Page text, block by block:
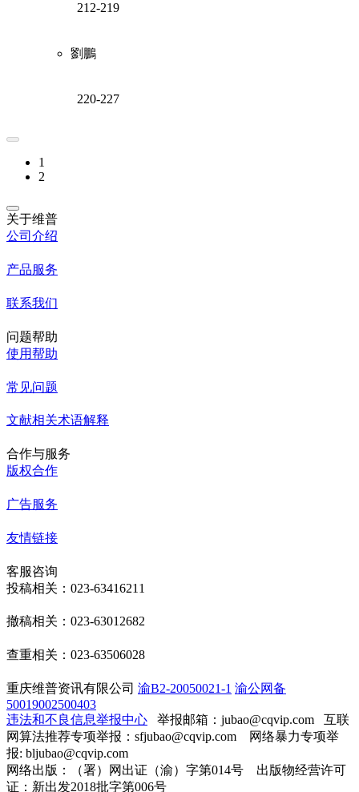
212-219
劉鵬
220-227
1
2
关于维普
公司介绍
产品服务
联系我们
问题帮助
使用帮助
常见问题
文献相关术语解释
合作与服务
版权合作
广告服务
友情链接
客服咨询
投稿相关：023-63416211
撤稿相关：023-63012682
查重相关：023-63506028
重庆维普资讯有限公司 渝B2-20050021-1 渝公网备
50019002500403
违法和不良信息举报中心 举报邮箱：jubao@cqvip.com 互联
网算法推荐专项举报：sfjubao@cqvip.com 网络暴力专项举
报: bljubao@cqvip.com
网络出版：（署）网出证（渝）字第014号 出版物经营许可
证：新出发2018批字第006号